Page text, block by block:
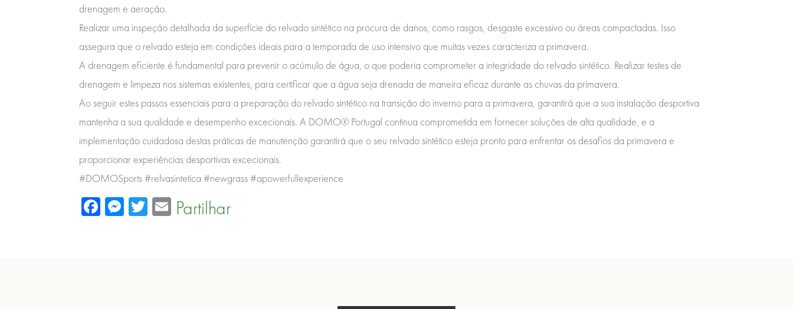
drenagem e aeração.
Realizar uma inspeção detalhada da superfície do relvado sintético na procura de danos, como rasgos, desgaste excessivo ou áreas compactadas. Isso
assegura que o relvado esteja em condições ideais para a temporada de uso intensivo que muitas vezes caracteriza a primavera.
A drenagem eficiente é fundamental para prevenir o acúmulo de água, o que poderia comprometer a integridade do relvado sintético. Realizar testes de
drenagem e limpeza nos sistemas existentes, para certificar que a água seja drenada de maneira eficaz durante as chuvas da primavera.
Ao seguir estes passos essenciais para a preparação do relvado sintético na transição do inverno para a primavera, garantirá que a sua instalação desportiva
mantenha a sua qualidade e desempenho excecionais. A DOMO® Portugal continua comprometida em fornecer soluções de alta qualidade, e a
implementação cuidadosa destas práticas de manutenção garantirá que o seu relvado sintético esteja pronto para enfrentar os desafios da primavera e
proporcionar experiências desportivas excecionais.
#DOMOSports #relvasintetica #newgrass #apowerfullexperience
Facebook
Messenger
TwitterEmail
Partilhar